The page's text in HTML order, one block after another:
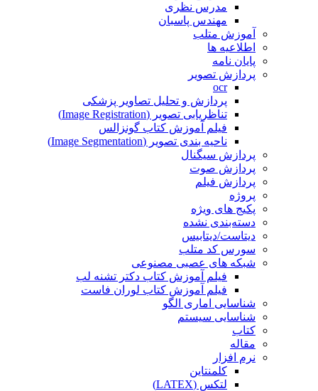
مدرس نظری
مهندس پاسبان
آموزش متلب
اطلاعیه ها
پایان نامه
پردازش تصویر
ocr
پردازش و تحلیل تصاویر پزشکی
تناظریابی تصویر (Image Registration)
فیلم آموزش کتاب گونزالس
ناحیه بندی تصویر (Image Segmentation)
پردازش سیگنال
پردازش صوت
پردازش فیلم
پروژه
پکیج های ویژه
دسته‌بندی نشده
دیتاست/دیتابیس
سورس کد متلب
شبکه های عصبی مصنوعی
فیلم آموزش کتاب دکتر تشنه لب
فیلم آموزش کتاب لوران فاست
شناسایی اماری الگو
شناسایی سیستم
کتاب
مقاله
نرم افزار
کلمنتاین
لتکس (LATEX)